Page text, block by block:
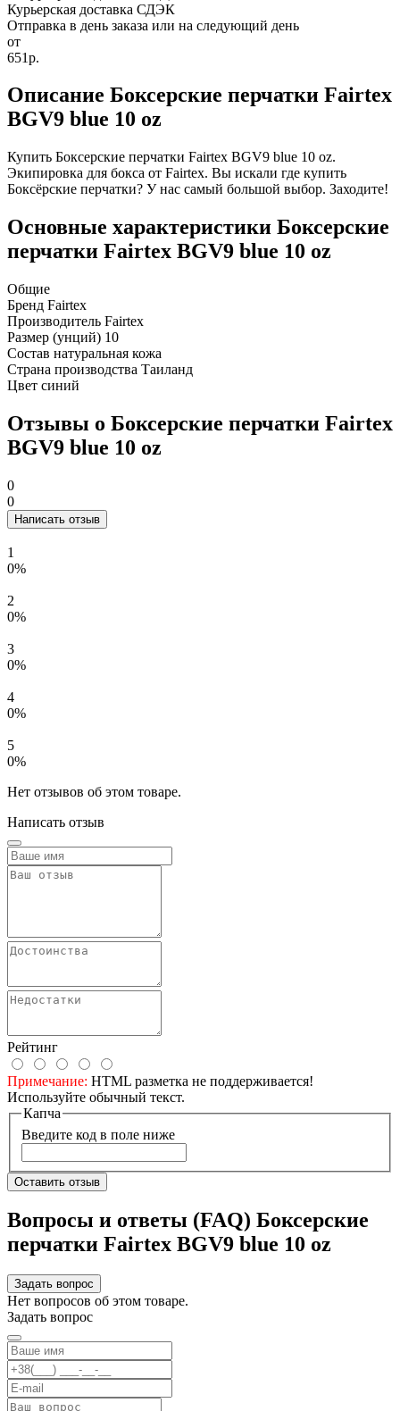
Курьерская доставка СДЭК
Отправка в день заказа или на следующий день
от
651р.
Описание Боксерские перчатки Fairtex
BGV9 blue 10 oz
Купить Боксерские перчатки Fairtex BGV9 blue 10 oz.
Экипировка для бокса от Fairtex. Вы искали где купить
Боксёрские перчатки? У нас самый большой выбор. Заходите!
Основные характеристики Боксерские
перчатки Fairtex BGV9 blue 10 oz
Общие
Бренд Fairtex
Производитель Fairtex
Размер (унций) 10
Состав натуральная кожа
Страна производства Таиланд
Цвет синий
Отзывы о Боксерские перчатки Fairtex
BGV9 blue 10 oz
0
0
Написать отзыв
1
0%
2
0%
3
0%
4
0%
5
0%
Нет отзывов об этом товаре.
Написать отзыв
Рейтинг
Примечание: HTML разметка не поддерживается!
Используйте обычный текст.
Капча
Введите код в поле ниже
Оставить отзыв
Вопросы и ответы (FAQ) Боксерские
перчатки Fairtex BGV9 blue 10 oz
Задать вопрос
Нет вопросов об этом товаре.
Задать вопрос